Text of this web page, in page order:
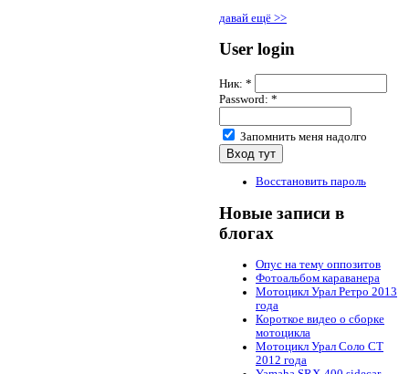
давай ещё >>
User login
Ник: *
Password: *
Запомнить меня надолго
Восстановить пароль
Новые записи в
блогах
Опус на тему оппозитов
Фотоальбом караванера
Мотоцикл Урал Ретро 2013
года
Короткое видео о сборке
мотоцикла
Мотоцикл Урал Соло СТ
2012 года